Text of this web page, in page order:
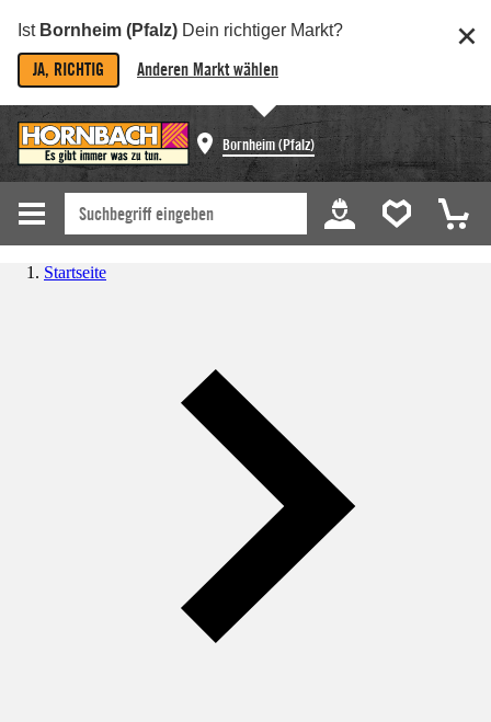
Ist Bornheim (Pfalz) Dein richtiger Markt?
JA, RICHTIG Anderen Markt wählen
Bornheim (Pfalz)
Startseite